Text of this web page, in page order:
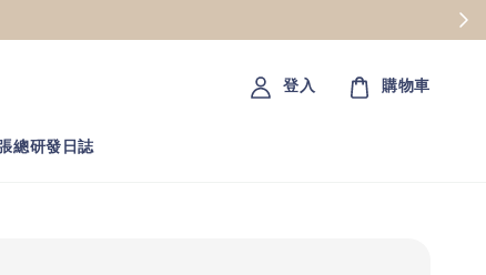
總研發日誌
登入 購物車